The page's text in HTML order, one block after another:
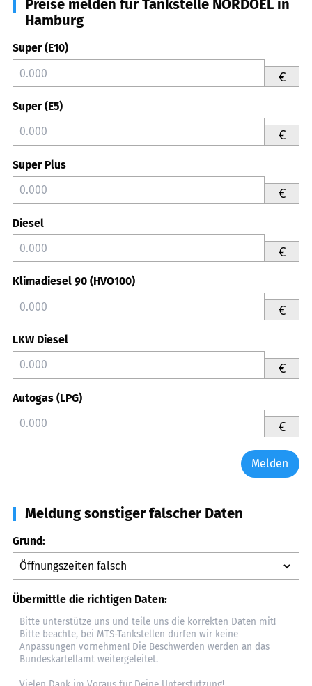
Preise melden für Tankstelle NORDOEL in
Hamburg
Super (E10)
€
Super (E5)
€
Super Plus
€
Diesel
€
Klimadiesel 90 (HVO100)
€
LKW Diesel
€
Autogas (LPG)
€
Melden
Meldung sonstiger falscher Daten
Grund:
Übermittle die richtigen Daten: